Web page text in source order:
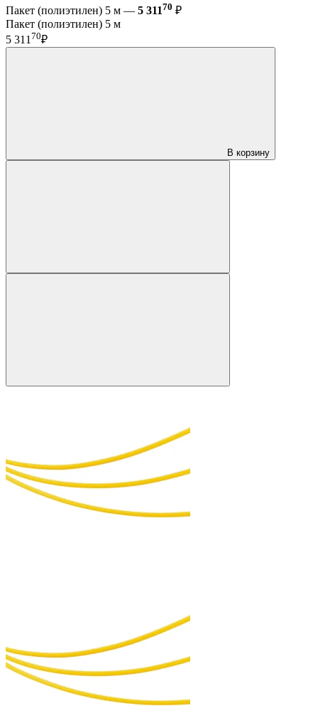
Пакет (полиэтилен) 5 м — 5 31170 ₽
Пакет (полиэтилен) 5 м
5 311 70₽
В корзину